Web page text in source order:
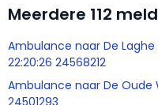
Meerdere 112
Ambulance naar De
22:20:26 24568212
Ambulance naar De Oude